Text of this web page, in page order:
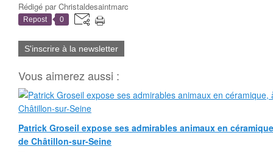
Rédigé parChristaldesaintmarc
Repost 0
S'inscrire à la newsletter
Vous aimerez aussi :
Patrick Groseil expose ses admirables animaux en
de Châtillon-sur-Seine